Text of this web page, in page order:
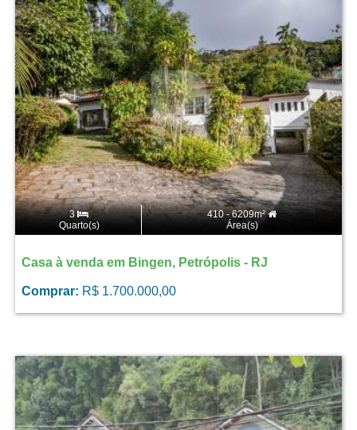
3
Quarto(s)
410 - 6209m²
Área(s)
Casa à venda em Bingen, Petrópolis - RJ
Comprar: R$ 1.700.000,00